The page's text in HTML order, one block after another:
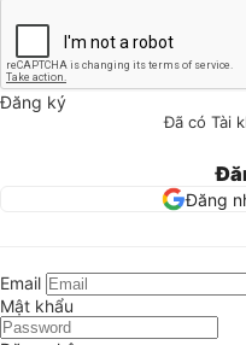
Đăng ký
Đã có Tài
Đăng
Email
Mật khẩu